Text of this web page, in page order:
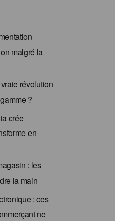
malgré la
révolution
?
crée
en
: les
la main
: ces
ne